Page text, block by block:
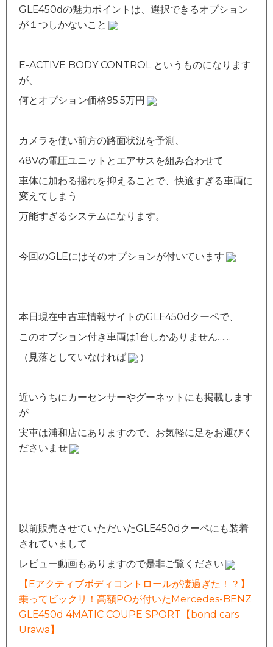
GLE450ⅾの魅力ポイントは、選択できるオプション
が１つしかないこと
E-ACTIVE BODY CONTROL というものになります
が、
何とオプション価格95.5万円
カメラを使い前方の路面状況を予測、
48Vの電圧ユニットとエアサスを組み合わせて
車体に加わる揺れを抑えることで、快適すぎる車両に
変えてしまう
万能すぎるシステムになります。
今回のGLEにはそのオプションが付いています
本日現在中古車情報サイトのGLE450dクーペで、
このオプション付き車両は1台しかありません……
（見落としていなければ
）
近いうちにカーセンサーやグーネットにも掲載します
が
実車は浦和店にありますので、お気軽に足をお運びく
ださいませ
以前販売させていただいたGLE450dクーペにも装着
されていまして
レビュー動画もありますので是非ご覧ください
【Eアクティブボディコントロールが凄過ぎた！？】
乗ってビックリ！高額POが付いたMercedes-BENZ
GLE450d 4MATIC COUPE SPORT【bond cars
Urawa】